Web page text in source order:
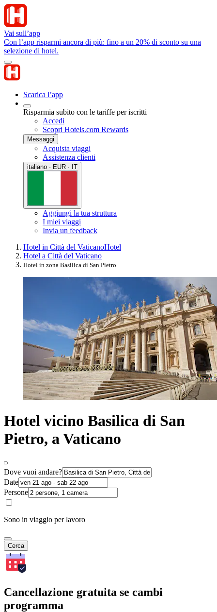
Vai sull’app
Con l’app risparmi ancora di più: fino a un 20% di sconto su una
selezione di hotel.
Scarica l’app
Risparmia subito con le tariffe per iscritti
Accedi
Scopri Hotels.com Rewards
Messaggi
Acquista viaggi
Assistenza clienti
italiano · EUR · IT
Aggiungi la tua struttura
I miei viaggi
Invia un feedback
Hotel in Città del VaticanoHotel
Hotel a Città del Vaticano
Hotel in zona Basilica di San Pietro
Hotel vicino Basilica di San
Pietro, a Vaticano
Dove vuoi andare?
Date
Persone
Sono in viaggio per lavoro
Cerca
Cancellazione gratuita se cambi
programma